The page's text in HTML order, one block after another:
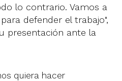
lo contrario. Vamos a
defender el trabajo",
presentación ante la
quiera hacer